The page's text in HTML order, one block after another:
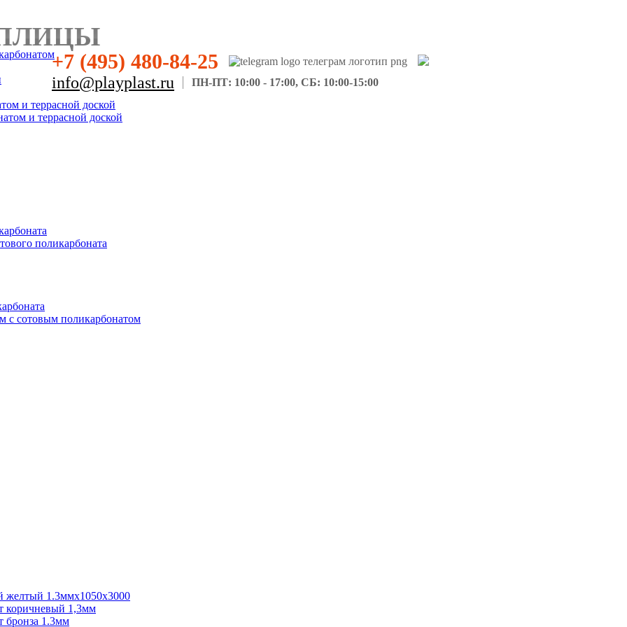
+7 (495) 480-84-25
info@playplast.ru ПН-ПТ: 10:00 - 17:00, СБ: 10:00-15:00
и террасной доской
и террасной доской
поликарбоната
с сотовым поликарбонатом
желтый 1.3ммх1050х3000
коричневый 1,3мм
бронза 1.3мм